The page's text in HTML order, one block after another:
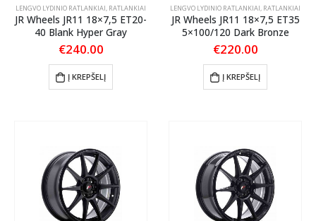
LENGVO LYDINIO RATLANKIAI, RATLANKIAI
JR Wheels JR11 18×7,5 ET20-
40 Blank Hyper Gray
€240.00
Į KREPŠELĮ
LENGVO LYDINIO RATLANKIAI, RATLANKIAI
JR Wheels JR11 18×7,5 ET35
5×100/120 Dark Bronze
€220.00
Į KREPŠELĮ